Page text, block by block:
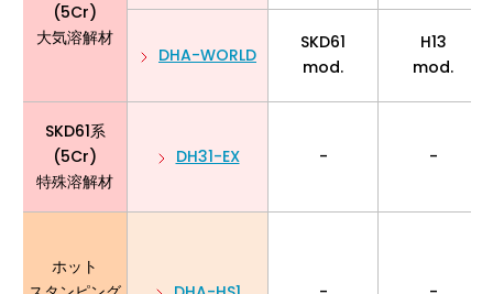
(5Cr)
大気溶解材
DHA-WORLD
SKD61
mod.
H13
mod.
SKD61系
(5Cr)
特殊溶解材
DH31-EX - -
ホット